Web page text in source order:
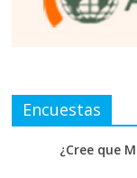
Encuestas
¿Cree que